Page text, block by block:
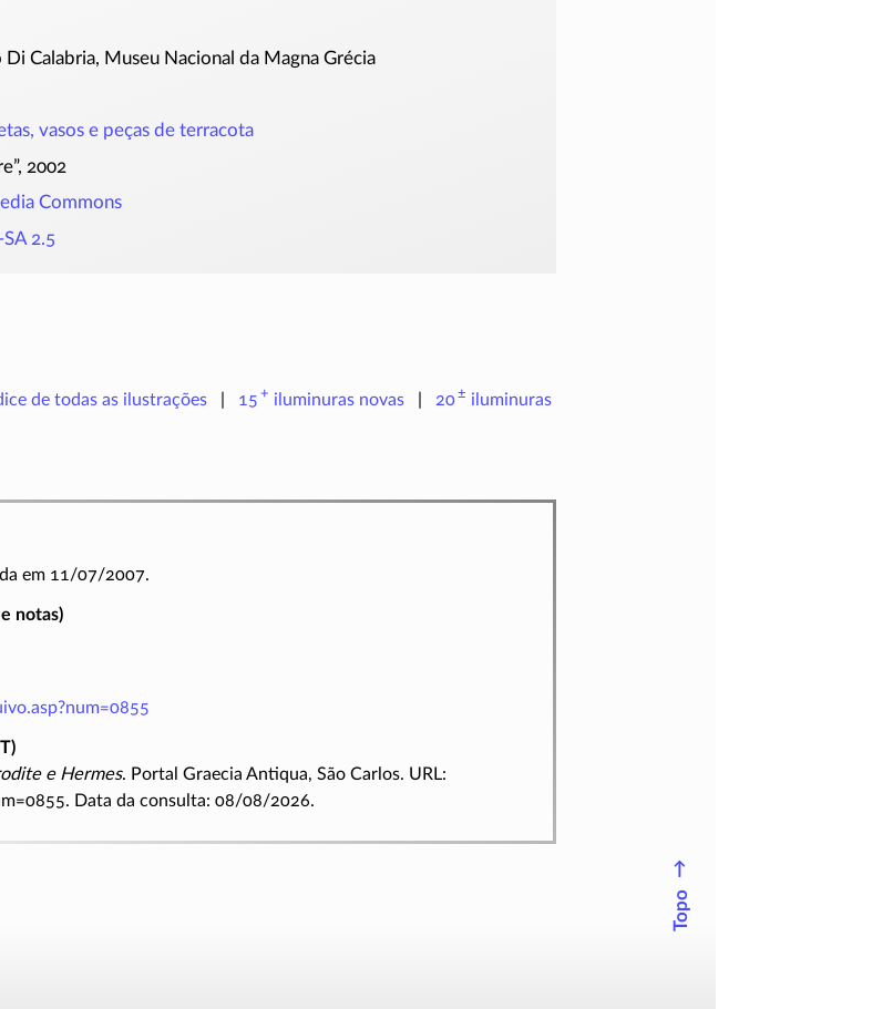
Di Calabria, Museu Nacional da Magna Grécia
vasos e peças de terracota
2002
Commons
2.5
de todas as ilustrações 15 + iluminurasnovas 20± iluminuras
em 11/07/2007.
notas)
e Hermes. Portal Graecia Antiqua, São Carlos. URL:
Data da consulta: 08/08/2026.
↑
Topo